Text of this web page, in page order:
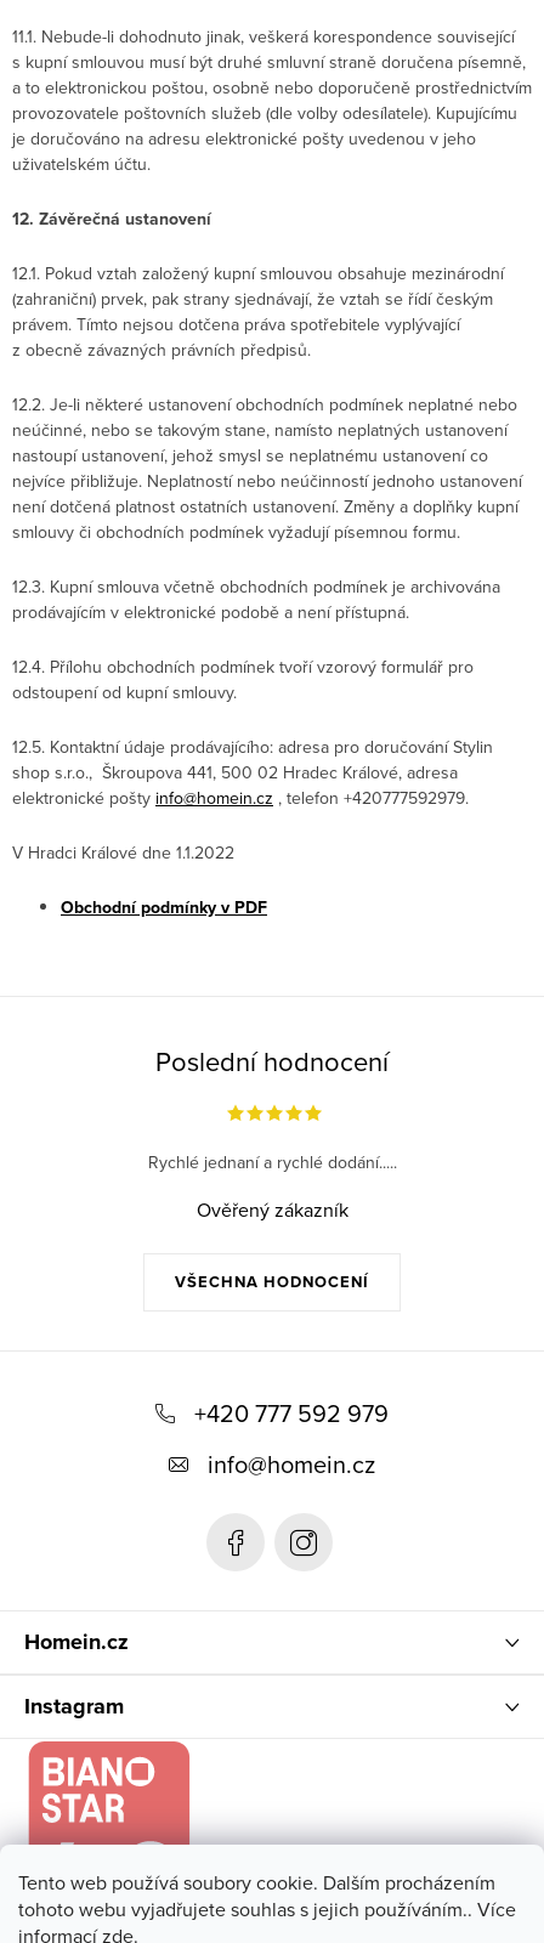
Tento web používá soubory cookie. Dalším procházením
tohoto webu vyjadřujete souhlas s jejich používáním.. Více
informacízde.
11.1. Nebude-li dohodnuto jinak, veškerá korespondence související
s kupní smlouvou musí být druhé smluvní straně doručena písemně,
a to elektronickou poštou, osobně nebo doporučeně prostřednictvím
provozovatele poštovních služeb (dle volby odesílatele). Kupujícímu
je doručováno na adresu elektronické pošty uvedenou v jeho
uživatelském účtu.
12. Závěrečná ustanovení
12.1. Pokud vztah založený kupní smlouvou obsahuje mezinárodní
(zahraniční) prvek, pak strany sjednávají, že vztah se řídí českým
právem. Tímto nejsou dotčena práva spotřebitele vyplývající
z obecně závazných právních předpisů.
12.2. Je-li některé ustanovení obchodních podmínek neplatné nebo
neúčinné, nebo se takovým stane, namísto neplatných ustanovení
nastoupí ustanovení, jehož smysl se neplatnému ustanovení co
nejvíce přibližuje. Neplatností nebo neúčinností jednoho ustanovení
není dotčená platnost ostatních ustanovení. Změny a doplňky kupní
smlouvy či obchodních podmínek vyžadují písemnou formu.
12.3. Kupní smlouva včetně obchodních podmínek je archivována
prodávajícím v elektronické podobě a není přístupná.
12.4. Přílohu obchodních podmínek tvoří vzorový formulář pro
odstoupení od kupní smlouvy.
12.5. Kontaktní údaje prodávajícího: adresa pro doručování Stylin
shop s.r.o., Škroupova 441, 500 02 Hradec Králové, adresa
elektronické pošty info@homein.cz , telefon +420777592979.
V Hradci Králové dne 1.1.2022
Obchodní podmínky v PDF
Poslední hodnocení
VŠECHNA HODNOCENÍ
Rychlé jednaní a rychlé dodání.....
Ověřený zákazník
+420 777 592 979
info@homein.cz
Homein.cz
Instagram